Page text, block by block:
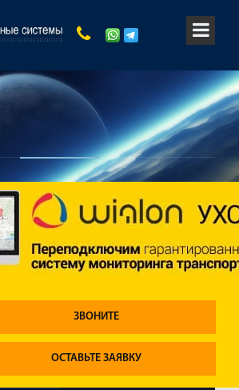
ЗВОНИТЕ
ОСТАВЬТЕ ЗАЯВКУ